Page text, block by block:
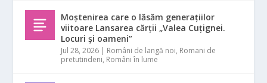
Moștenirea care o lăsăm generațiilor
viitoare Lansarea cărții „Valea Cuțignei.
Locuri și oameni”
Jul 28, 2026 | Români de langă noi, Romani de
pretutindeni, Români în lume